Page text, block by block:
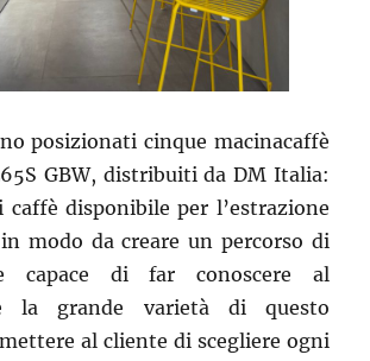
posizionati cinque macinacaffè
GBW, distribuiti da DM Italia:
caffè disponibile per l’estrazione
modo da creare un percorso di
capace di far conoscere al
la grande varietà di questo
al cliente di scegliere ogni